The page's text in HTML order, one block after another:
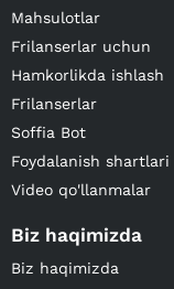
Mahsulotlar
Frilanserlar uchun
Hamkorlikda ishlash
Frilanserlar
Soffia Bot
Foydalanish shartlari
Video qo'llanmalar
Biz haqimizda
Biz haqimizda